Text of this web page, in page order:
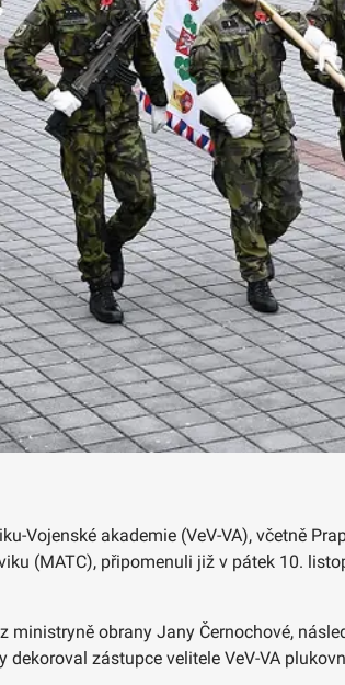
Vojenské akademie (VeV-VA), včetně
(MATC), připomenuli již v pátek 10.
obrany Jany Černochové,
zástupce velitele VeV-VA